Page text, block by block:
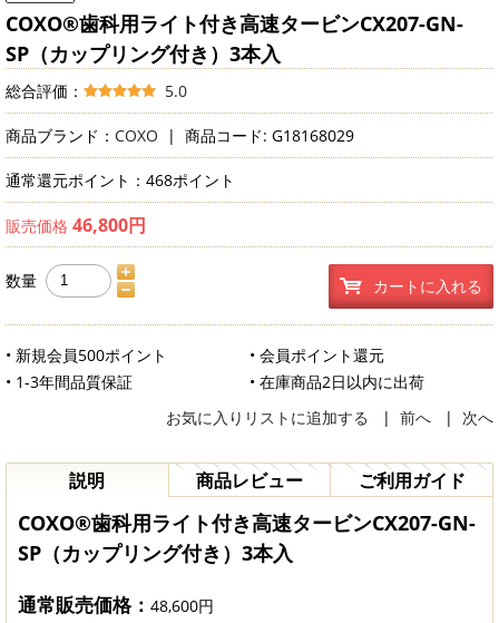
COXO®歯科用ライト付き高速タービンCX207-GN-
SP（カップリング付き）3本入
総合評価： 5.0
商品ブランド： COXO | 商品コード: G18168029
通常還元ポイント：468ポイント
販売価格 46,800円
数量 カートに入れる
• 新規会員500ポイント
• 会員ポイント還元
• 1-3年間品質保証
• 在庫商品2日以内に出荷
お気に入りリストに追加する
| 前へ | 次へ
説明 商品レビュー ご利用ガイド
COXO®歯科用ライト付き高速タービンCX207-GN-
SP（カップリング付き）3本入
通常販売価格： 48,600円